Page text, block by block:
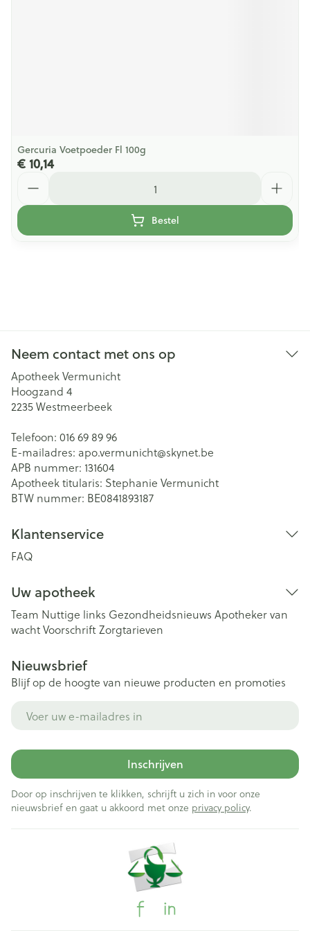
Gercuria Voetpoeder Fl 100g
€ 10,14
Bestel
Neem contact met ons op
Apotheek Vermunicht
Hoogzand 4
2235Westmeerbeek
Telefoon: 016 69 89 96
E-mailadres: apo.vermunicht@skynet.be
APB nummer: 131604
Apotheek titularis: Stephanie Vermunicht
BTW nummer: BE0841893187
Klantenservice
FAQ
Uw apotheek
Team Nuttige links Gezondheidsnieuws Apotheker van
wachtVoorschriftZorgtarieven
Nieuwsbrief
Blijf op de hoogte van nieuwe producten en promoties
Inschrijven
Door op inschrijven te klikken, schrijft u zich in voor onze
nieuwsbrief en gaat u akkoord met onze privacy policy.